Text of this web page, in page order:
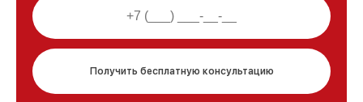
Получить бесплатную консультацию